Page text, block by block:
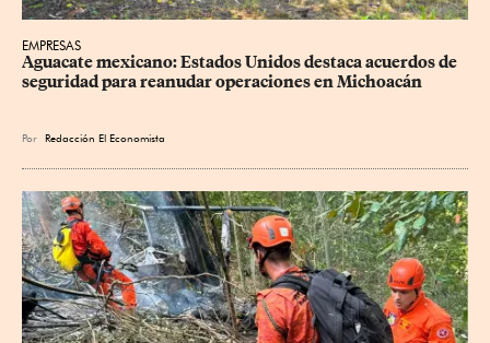
EMPRESAS
Aguacate mexicano: Estados Unidos destaca acuerdos de
seguridad para reanudar operaciones en Michoacán
Por Redacción El Economista